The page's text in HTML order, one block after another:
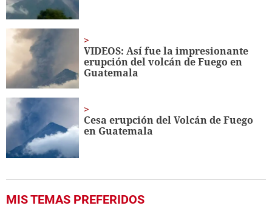
VIDEOS: Así fue la impresionante
erupción del volcán de Fuego en
Guatemala
Cesa erupción del Volcán de Fuego
en Guatemala
MIS TEMAS PREFERIDOS